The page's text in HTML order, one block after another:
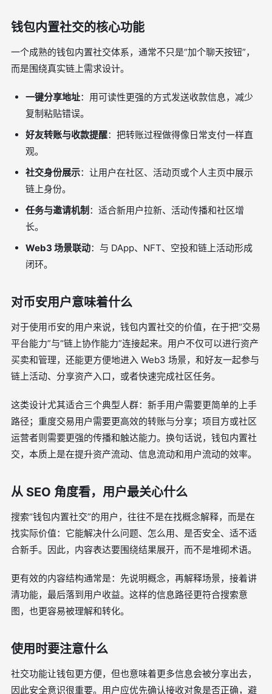
钱包内置社交的核心功能
一个成熟的钱包内置社交体系，通常不只是“加个聊天按钮”，
而是围绕真实链上需求设计。
一键分享地址：用可读性更强的方式发送收款信息，减少
复制粘贴错误。
好友转账与收款提醒：把转账过程做得像日常支付一样直
观。
社交身份展示：让用户在社区、活动页或个人主页中展示
链上身份。
任务与邀请机制 ：适合新用户拉新、活动传播和社区增
长。
Web3 场景联动：与 DApp、NFT、空投和链上活动形成
闭环。
对币安用户意味着什么
对于使用币安的用户来说，钱包内置社交的价值，在于把“交易
平台能力”与“链上协作能力”连接起来。用户不仅可以进行资产
买卖和管理，还能更方便地进入 Web3 场景，和好友一起参与
链上活动、分享资产入口，或者快速完成社区任务。
这类设计尤其适合三个典型人群：新手用户需要更简单的上手
路径；重度交易用户需要更高效的转账与分享；项目方或社区
运营者则需要更强的传播和触达能力。换句话说，钱包内置社
交，本质上是在提升资产流动、信息流动和用户流动的效率。
从 SEO 角度看，用户最关心什么
搜索“钱包内置社交”的用户，往往不是在找概念解释，而是在
找实际价值：它能解决什么问题、怎么用、是否安全、适不适
合新手。因此，内容表达要围绕结果展开，而不是堆砌术语。
更有效的内容结构通常是：先说明概念，再解释场景，接着讲
清功能，最后落到用户收益。这样的信息路径更符合搜索意
图，也更容易被理解和转化。
使用时要注意什么
社交功能让钱包更方便，但也意味着更多信息会被分享出去，
因此安全意识很重要。用户应优先确认接收对象是否正确，避